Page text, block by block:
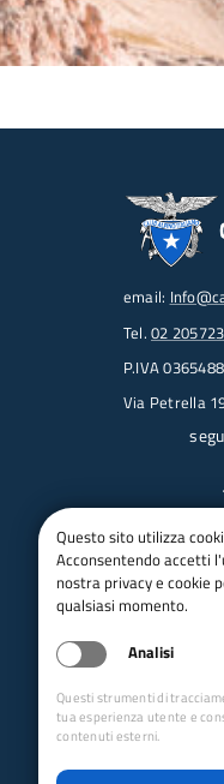
email:
Tel. 02
P.IVA
Via Petrella
Questo sito utilizza
Acconsentendo accetti
nostra privacy e cookie
qualsiasi momento.
Analisi
Questi strumenti di
tua esperienza utente e
contenuti esterni.